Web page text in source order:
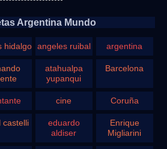
Argentina Mundo
hidalgo angeles ruibal argentina
atahualpa
yupanqui
Barcelona
cine Coruña
castelli
eduardo
aldiser
Enrique
Migliarini